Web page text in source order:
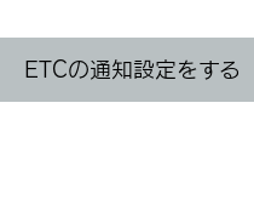
ETCの通知設定をする